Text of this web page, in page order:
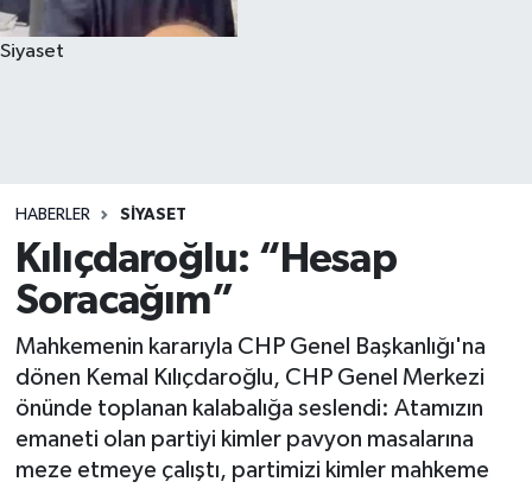
Siyaset
HABERLER SIYASET
Kılıçdaroğlu: “Hesap
Soracağım”
Mahkemenin kararıyla CHP Genel Başkanlığı'na
dönen Kemal Kılıçdaroğlu, CHP Genel Merkezi
önünde toplanan kalabalığa seslendi: Atamızın
emaneti olan partiyi kimler pavyon masalarına
meze etmeye çalıştı, partimizi kimler mahkeme